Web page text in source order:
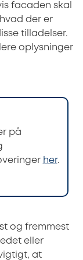
facaden skal
der er
tilladelser.
oplysninger
på
her.
og fremmest
eller
at